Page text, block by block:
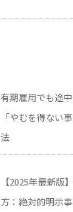
有期雇用でも途
「やむを得ない
法
【2025年最新版
方：絶対的明示